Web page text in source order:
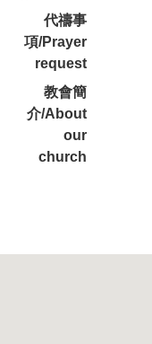
代禱事
項/Prayer
request
教會簡
介/About
our
church